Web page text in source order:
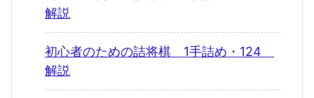
解説
初心者のための詰将棋 1手詰め・124
解説